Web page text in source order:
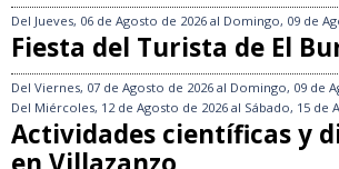
Del Jueves, 06 de Agosto de 2026 al Domingo, 09 de
Fiesta del Turista de El
Del Viernes, 07 de Agosto de 2026 al Domingo, 09 de
Del Miércoles, 12 de Agosto de 2026 al Sábado, 15 de
Actividades científicas y